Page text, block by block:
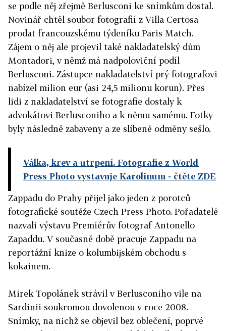
se podle něj zřejmě Berlusconi ke snímkům dostal.
Novinář chtěl soubor fotografií z Villa Certosa
prodat francouzskému týdeníku Paris Match.
Zájem o něj ale projevil také nakladatelský dům
Montadori, v němž má nadpoloviční podíl
Berlusconi. Zástupce nakladatelství prý fotografovi
nabízel milion eur (asi 24,5 milionu korun). Přes
lidi z nakladatelství se fotografie dostaly k
advokátovi Berlusconiho a k němu samému. Fotky
byly následně zabaveny a ze slíbené odměny sešlo.
Válka, krev a utrpení. Fotografie z World
Press Photo vystavuje Karolinum - čtěte ZDE
Zappadu do Prahy přijel jako jeden z porotců
fotografické soutěže Czech Press Photo. Pořadatelé
nazvali výstavu Premiérův fotograf Antonello
Zapaddu. V současné době pracuje Zappadu na
reportážní knize o kolumbijském obchodu s
kokainem.
Mirek Topolánek strávil v Berlusconiho vile na
Sardinii soukromou dovolenou v roce 2008.
Snímky, na nichž se objevil bez oblečení, poprvé